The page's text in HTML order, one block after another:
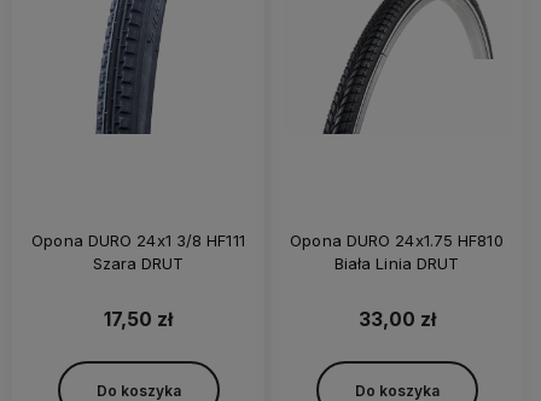
Opona DURO 24x1 3/8 HF111
Szara DRUT
17,50 zł
Do koszyka
Opona DURO 24x1.75 HF810
Biała Linia DRUT
33,00 zł
Do koszyka